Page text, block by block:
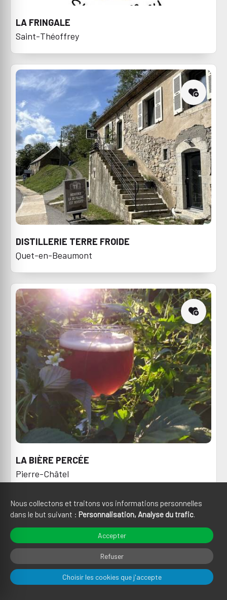
LA FRINGALE
Saint-Théoffrey
DISTILLERIE TERRE FROIDE
Quet-en-Beaumont
LA BIÈRE PERCÉE
Pierre-Châtel
Nous collectons et traitons vos informations personnelles
dans le but suivant : Personnalisation, Analyse du trafic.
Accepter
Refuser
Choisir les cookies que j'accepte